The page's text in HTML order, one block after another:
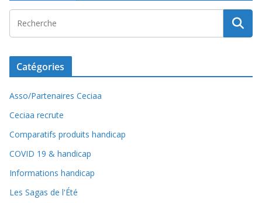
Catégories
Asso/Partenaires Ceciaa
Ceciaa recrute
Comparatifs produits handicap
COVID 19 & handicap
Informations handicap
Les Sagas de l'Été